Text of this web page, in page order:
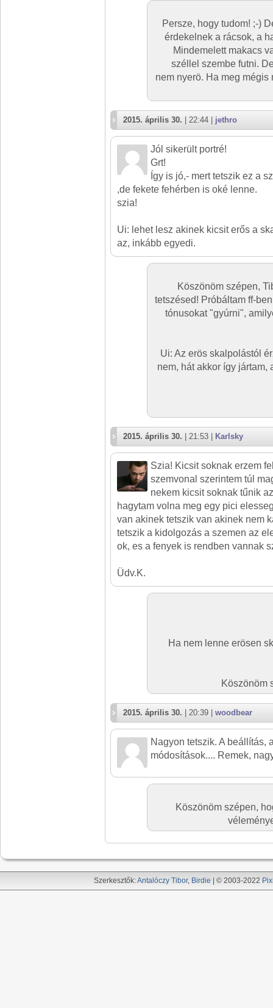
Persze, hogy tudom! ;-)
érdekelnek a rácsok, a
Mindemelett makacs
széllel szembe futni.
nem nyerö. Ha meg
2015. április 30. | 22:44 | jethro
Jól sikerült portré!
Grt!
Így is jó,- mert tetszik ez a
,de fekete fehérben is oké lenne.
szia!
Ui: lehet lesz akinek kicsit erős a
az, inkább egyedi.
Köszönöm szépen,
tetszésed! Próbáltam ff-
tónusokat "gyúrni",
Ui: Az erös skalpolástól
nem, hát akkor így jártam,
2015. április 30. | 21:53 | Karlsky
Szia! Kicsit soknak erzem
szemvonal szerintem túl
nekem kicsit soknak tűnik
hagytam volna meg egy pici
van akinek tetszik van akinek nem
tetszik a kidolgozás a szemen az
ok, es a fenyek is rendben vannak
Üdv.K.
Ha nem lenne erösen
Köszönöm
2015. április 30. | 20:39 | woodbear
Nagyon tetszik. A beállítás,
módosítások.... Remek,
Köszönöm szépen,
Szerkesztők:Antalóczy Tibor, Birdie | © 2003-2022